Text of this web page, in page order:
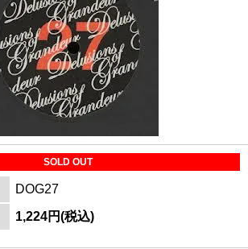
SOLD OUT
DOG27
1,224円(税込)